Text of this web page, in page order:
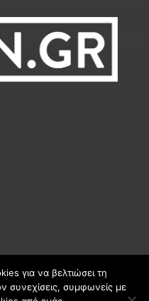
διατηρούνται
για να βελτιώσει τη
συνεχίσεις, συμφωνείς με